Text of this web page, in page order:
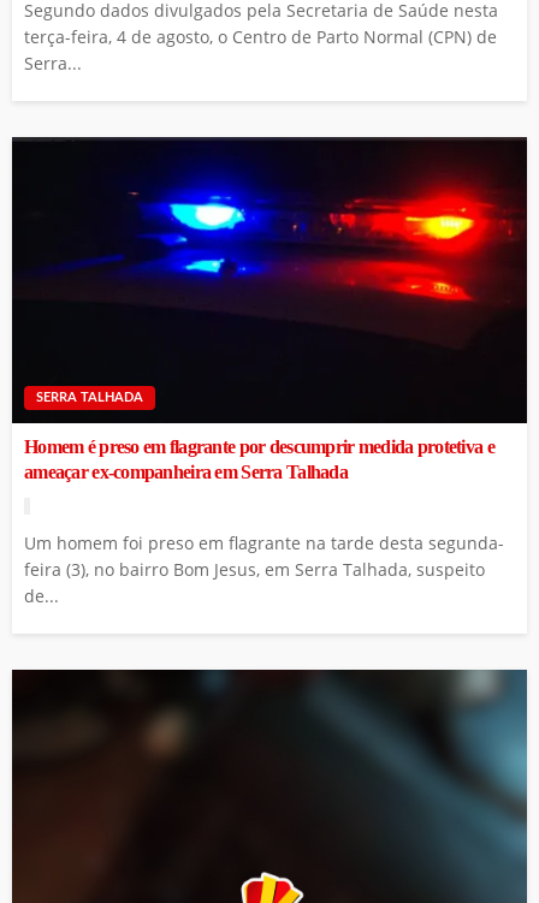
Segundo dados divulgados pela Secretaria de Saúde nesta
terça-feira, 4 de agosto, o Centro de Parto Normal (CPN) de
Serra...
SERRA TALHADA
Homem é preso em flagrante por descumprir medida protetiva e
ameaçar ex-companheira em Serra Talhada
Um homem foi preso em flagrante na tarde desta segunda-
feira (3), no bairro Bom Jesus, em Serra Talhada, suspeito
de...